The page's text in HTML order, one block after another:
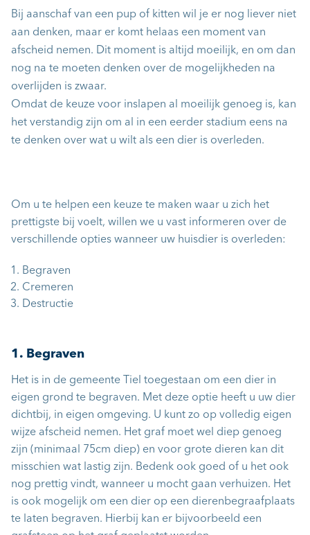
Bij aanschaf van een pup of kitten wil je er nog liever niet
aan denken, maar er komt helaas een moment van
afscheid nemen. Dit moment is altijd moeilijk, en om dan
nog na te moeten denken over de mogelijkheden na
overlijden is zwaar.
Omdat de keuze voor inslapen al moeilijk genoeg is, kan
het verstandig zijn om al in een eerder stadium eens na
te denken over wat u wilt als een dier is overleden.
Om u te helpen een keuze te maken waar u zich het
prettigste bij voelt, willen we u vast informeren over de
verschillende opties wanneer uw huisdier is overleden:
Begraven
Cremeren
Destructie
1. Begraven
Het is in de gemeente Tiel toegestaan om een dier in
eigen grond te begraven. Met deze optie heeft u uw dier
dichtbij, in eigen omgeving. U kunt zo op volledig eigen
wijze afscheid nemen. Het graf moet wel diep genoeg
zijn (minimaal 75cm diep) en voor grote dieren kan dit
misschien wat lastig zijn. Bedenk ook goed of u het ook
nog prettig vindt, wanneer u mocht gaan verhuizen. Het
is ook mogelijk om een dier op een dierenbegraafplaats
te laten begraven. Hierbij kan er bijvoorbeeld een